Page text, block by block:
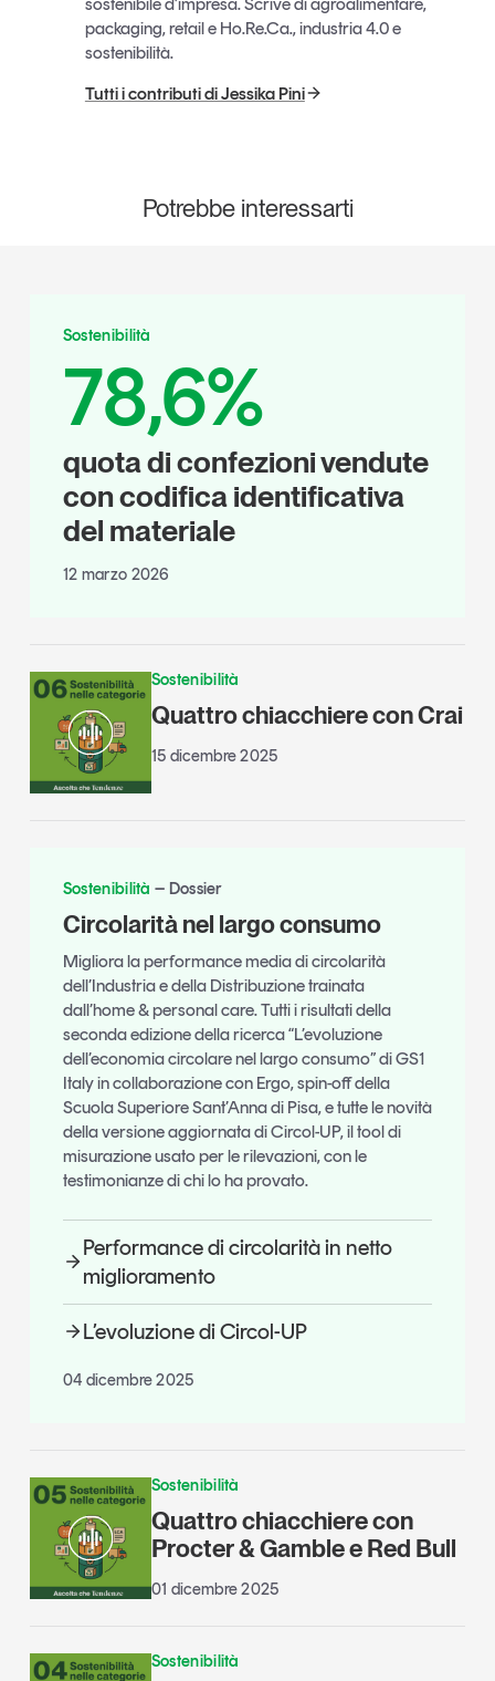
packaging, retail e Ho.Re.Ca., industria 4.0 e
sostenibilità.
Tutti i contributi di Jessika Pini
Potrebbe interessarti
Sostenibilità
78,6%
quota di confezioni vendute
con codifica identificativa
del materiale
12 marzo 2026
Sostenibilità
Quattro chiacchiere con Crai
15 dicembre 2025
Sostenibilità Dossier
Circolarità nel largo consumo
Migliora la performance media di circolarità
dell’Industria e della Distribuzione trainata
dall’home & personal care. Tutti i risultati della
seconda edizione della ricerca “L’evoluzione
dell’economia circolare nel largo consumo” di GS1
Italy in collaborazione con Ergo, spin-off della
Scuola Superiore Sant’Anna di Pisa, e tutte le novità
della versione aggiornata di Circol-UP, il tool di
misurazione usato per le rilevazioni, con le
testimonianze di chi lo ha provato.
Performance di circolarità in netto
miglioramento
L’evoluzione di Circol-UP
04 dicembre 2025
Sostenibilità
Quattro chiacchiere con
Procter & Gamble e Red Bull
01 dicembre 2025
Sostenibilità